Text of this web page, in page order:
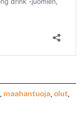
, maahantuoja, olut,